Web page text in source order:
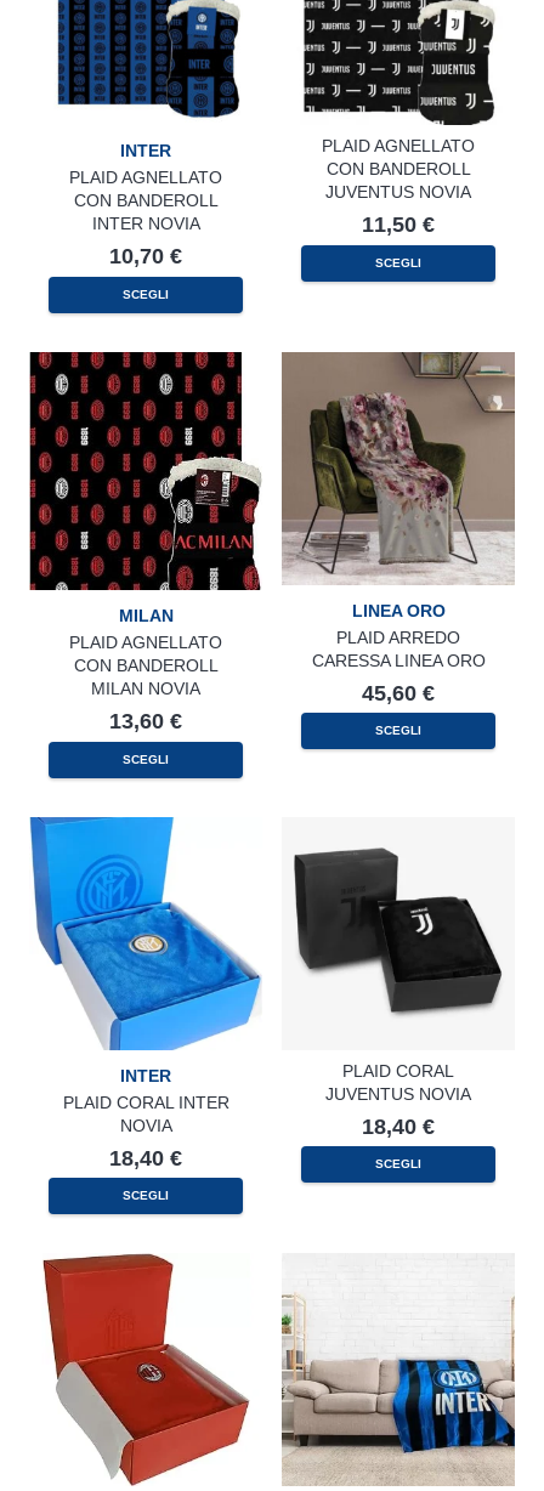
INTER
PLAID AGNELLATO
CON BANDEROLL
INTER NOVIA
10,70 €
SCEGLI
PLAID AGNELLATO
CON BANDEROLL
JUVENTUS NOVIA
11,50 €
SCEGLI
MILAN
PLAID AGNELLATO
CON BANDEROLL
MILAN NOVIA
13,60 €
SCEGLI
LINEA ORO
PLAID ARREDO
CARESSA LINEA ORO
45,60 €
SCEGLI
INTER
PLAID CORAL INTER
NOVIA
18,40 €
SCEGLI
PLAID CORAL
JUVENTUS NOVIA
18,40 €
SCEGLI